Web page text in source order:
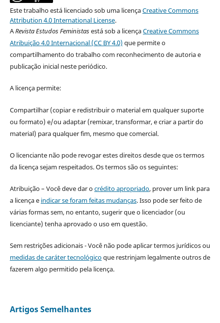
Este trabalho está licenciado sob uma licençaCreative Commons
Attribution 4.0 International License.
ARevista Estudos Feministasestá sob a licençaCreative Commons
Atribuição 4.0 Internacional (CC BY 4.0) que permite o
compartilhamento do trabalho com reconhecimento de autoria e
publicação inicial neste periódico.
A licença permite:
Compartilhar (copiar e redistribuir o material em qualquer suporte
ou formato) e/ou adaptar (remixar, transformar, e criar a partir do
material) para qualquer fim, mesmo que comercial.
O licenciante não pode revogar estes direitos desde que os termos
da licença sejam respeitados. Os termos são os seguintes:
Atribuição – Você deve dar ocrédito apropriado, prover um link para
a licença e indicar se foram feitas mudanças. Isso pode ser feito de
várias formas sem, no entanto, sugerir que o licenciador (ou
licenciante) tenha aprovado o uso em questão.
Sem restrições adicionais - Você não pode aplicar termos jurídicos ou
medidas de caráter tecnológicoque restrinjam legalmente outros de
fazerem algo permitido pela licença.
Artigos Semelhantes